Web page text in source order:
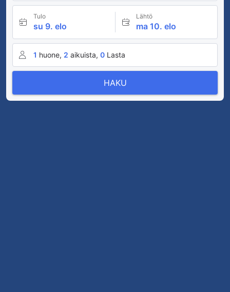
Tulo
su 9. elo
Lähtö
ma 10. elo
1 huone, 2 aikuista, 0 Lasta
HAKU